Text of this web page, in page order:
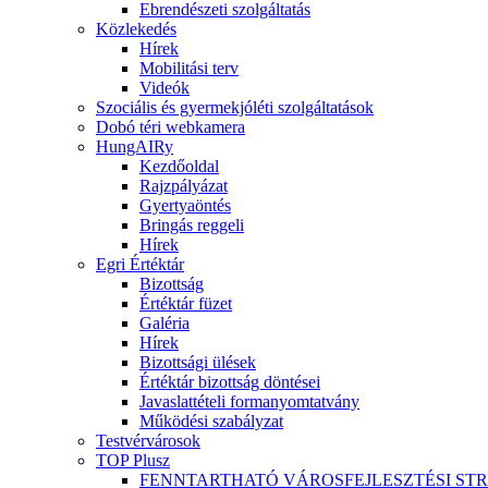
Ebrendészeti szolgáltatás
Közlekedés
Hírek
Mobilitási terv
Videók
Szociális és gyermekjóléti szolgáltatások
Dobó téri webkamera
HungAIRy
Kezdőoldal
Rajzpályázat
Gyertyaöntés
Bringás reggeli
Hírek
Egri Értéktár
Bizottság
Értéktár füzet
Galéria
Hírek
Bizottsági ülések
Értéktár bizottság döntései
Javaslattételi formanyomtatvány
Működési szabályzat
Testvérvárosok
TOP Plusz
FENNTARTHATÓ VÁROSFEJLESZTÉSI